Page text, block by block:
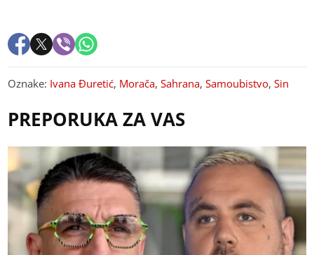
Oznake: Ivana Đuretić, Morača,Sahrana,Samoubistvo,Sin
PREPORUKA ZA VAS